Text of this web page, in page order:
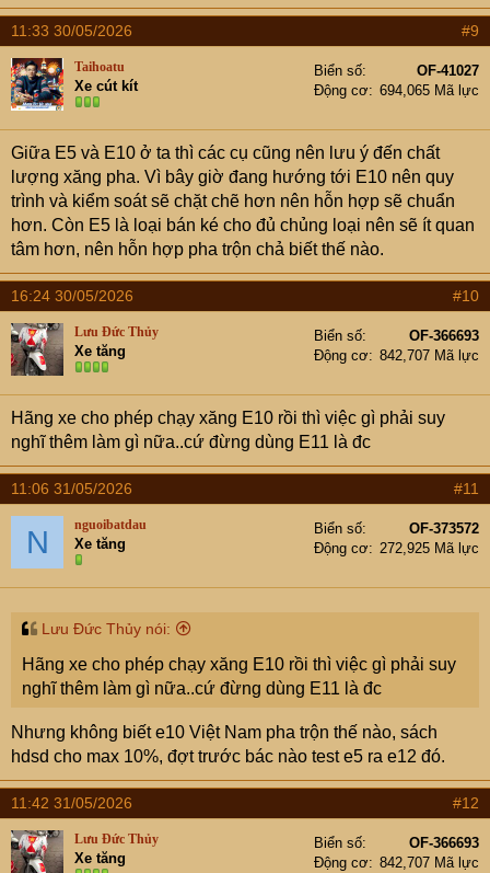
Năng
lượng
hơn, giúp xe đỡ
tốn xăng hơn
lượng thấp hơn và tốn
Tính ổn
nước/Tách
[Ưu điểm]
chậm tách lớp
hơn.
hút nước và dễ tách lớp
hơn (do nhiều cồn).
Nhiệt độ
động cơ
[Ưu điểm]Giúp
xe chạy mát máy
hơn.
[Nhược điểm] Động cơ
vận hành nóng hơn so
với dùng xăng E5.
Giá thành
[Ưu điểm]
Thường có mức
giá rẻ hơn một
đổ xăng thường đắt hơn.
làm sạch
động cơ
[Nhược điểm]
Tính tẩy rửa kém
hơn so với xăng
E10.
nhiều giúp tẩy rửa mạnh,
làm sạch kim phun,
buồng đốt và xu páp tốt
hơn.
Khả năng
chống
[Nhược điểm]
Trị số chống kích
bằng.
[Ưu điểm] Trị số chống
kích nổ cao, giúp ECU
hơn, máy chạy êm và
Hiệu suất
[Nhược điểm]
Dễ tạo ra nhiều
quá trình đốt.
[Ưu điểm]Chứa nhiều
oxy nội sinh giúp cháy
và ít tạo muội hơn.
Chất
lượng
xăng nền
& Mức độ
[Nhược điểm]
Pha từ xăng nền
A92 (thường chỉ
đạt tiêu chuẩn
[Ưu điểm]Pha từ xăng
nền A95 chất lượng cao
(đạt chuẩn Euro III hoặc
Euro V), được lọc kỹ nên
ít chất gây hại hơn (như
11:33 30/05/2026 #9
Taihoatu
Xe cút kít
Biển số
OF-41027
Động cơ
694,065 Mã lực
Giữa E5 và E10 ở ta thì các cụ cũng nên lưu ý đến chất
lượng xăng pha. Vì bây giờ đang hướng tới E10 nên quy
trình và kiểm soát sẽ chặt chẽ hơn nên hỗn hợp sẽ chuẩn
hơn. Còn E5 là loại bán ké cho đủ chủng loại nên sẽ ít quan
tâm hơn, nên hỗn hợp pha trộn chả biết thế nào.
16:24 30/05/2026 #10
Lưu Đức Thủy
Xe tăng
Biển số
OF-366693
Động cơ
842,707 Mã lực
Hãng xe cho phép chạy xăng E10 rồi thì việc gì phải suy
nghĩ thêm làm gì nữa..cứ đừng dùng E11 là đc
11:06 31/05/2026 #11
N nguoibatdau
Xe tăng
Biển số
OF-373572
Động cơ
272,925 Mã lực
Lưu Đức Thủy nói:
Hãng xe cho phép chạy xăng E10 rồi thì việc gì phải suy
nghĩ thêm làm gì nữa..cứ đừng dùng E11 là đc
Nhưng không biết e10 Việt Nam pha trộn thế nào, sách
hdsd cho max 10%, đợt trước bác nào test e5 ra e12 đó.
11:42 31/05/2026 #12
Lưu Đức Thủy
Xe tăng
Biển số
OF-366693
Động cơ
842,707 Mã lực